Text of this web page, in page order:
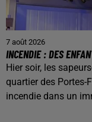
7 août 2026
INCENDIE : DES
Hier soir, les
quartier des Portes-
incendie dans un